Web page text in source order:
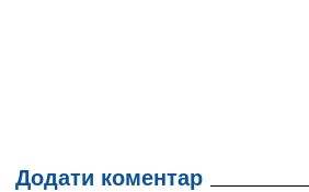
Додати коментар